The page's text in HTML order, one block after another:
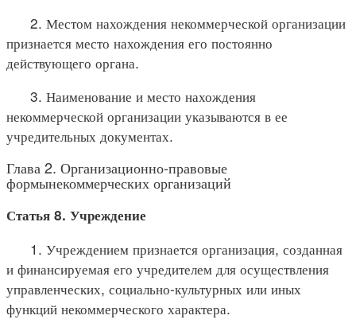
2. Местом нахождения некоммерческой организации
признается место нахождения его постоянно
действующего органа.
3. Наименование и место нахождения
некоммерческой организации указываются в ее
учредительных документах.
Глава 2. Организационно-правовые
формынекоммерческих организаций
Статья 8. Учреждение
1. Учреждением признается организация, созданная
и финансируемая его учредителем для осуществления
управленческих, социально-культурных или иных
функций некоммерческого характера.